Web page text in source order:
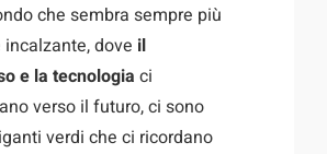
che sembra sempre più
dove il
e la tecnologia ci
verso il futuro, ci sono
verdi che ci ricordano